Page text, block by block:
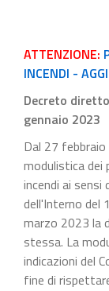
ATTENZIONE:
INCENDI -
Decreto
gennaio 2023
Dal 27
modulistica dei
incendi ai
dell'Interno del
marzo 2023 la
stessa. La
indicazioni del
fine di